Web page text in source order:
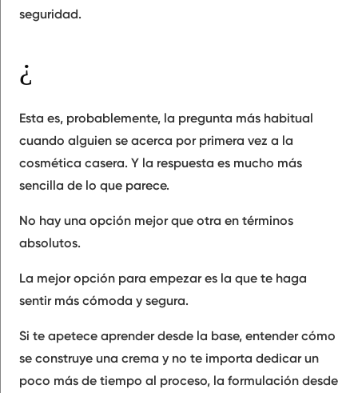
seguridad.
¿Qué opción es mejor para empezar si nunca has hecho una crema?
Esta es, probablemente, la pregunta más habitual
cuando alguien se acerca por primera vez a la
cosmética casera. Y la respuesta es mucho más
sencilla de lo que parece.
No hay una opción mejor que otra en términos
absolutos.
La mejor opción para empezar es la que te haga
sentir más cómoda y segura.
Si te apetece aprender desde la base, entender cómo
se construye una crema y no te importa dedicar un
poco más de tiempo al proceso, la formulación desde